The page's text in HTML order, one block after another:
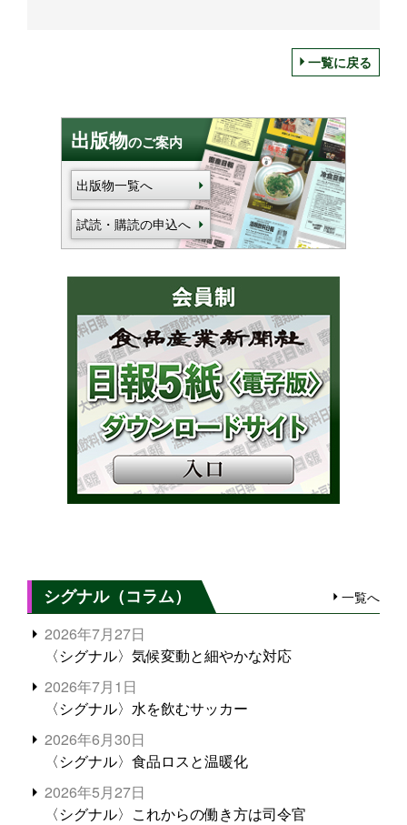
一覧に戻る
出版物のご案内
出版物一覧へ
試読・購読の申込へ
シグナル（コラム） 一覧へ
2026年7月27日
〈シグナル〉気候変動と細やかな対応
2026年7月1日
〈シグナル〉水を飲むサッカー
2026年6月30日
〈シグナル〉食品ロスと温暖化
2026年5月27日
〈シグナル〉これからの働き方は司令官